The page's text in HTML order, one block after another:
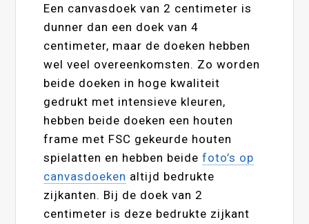
Een canvasdoek van 2 centimeter is
dunner dan een doek van 4
centimeter, maar de doeken hebben
wel veel overeenkomsten. Zo worden
beide doeken in hoge kwaliteit
gedrukt met intensieve kleuren,
hebben beide doeken een houten
frame met FSC gekeurde houten
spielatten en hebben beidefoto’s op
canvasdoeken altijd bedrukte
zijkanten. Bij de doek van 2
centimeter is deze bedrukte zijkant